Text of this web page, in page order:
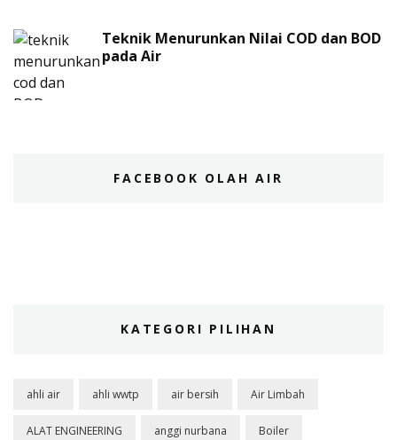
Teknik Menurunkan Nilai COD dan BOD
pada Air
FACEBOOK OLAH AIR
KATEGORI PILIHAN
ahli air ahli wwtp air bersih Air Limbah
ALAT ENGINEERING anggi nurbana Boiler